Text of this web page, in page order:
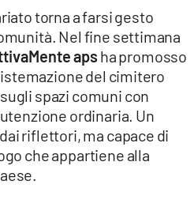
torna a farsi gesto
Nel fine settimana
aps ha promosso
del cimitero
spazi comuni con
ordinaria. Un
riflettori, ma capace di
che appartiene alla